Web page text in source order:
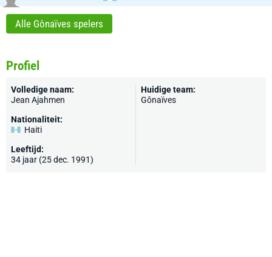
Alle Gônaïves spelers
Profiel
Volledige naam:
Jean Ajahmen
Nationaliteit:
Haiti
Leeftijd:
34 jaar (25 dec. 1991)
Huidige team:
Gônaïves